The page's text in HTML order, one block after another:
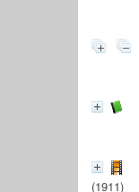
(1911)